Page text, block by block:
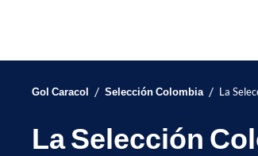
Gol Caracol / Selección Colombia / La
La Selección